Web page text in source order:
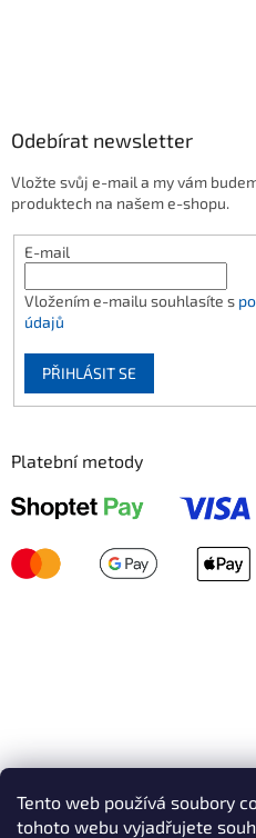
Tento web používá soubory
tohoto webu vyjadřujete
Odebírat newsletter
Vložte svůj e-mail a my vám
produktech na našem e-shopu.
E-mail
Vložením e-mailu souhlasíte s
údajů
PŘIHLÁSIT SE
Platební metody